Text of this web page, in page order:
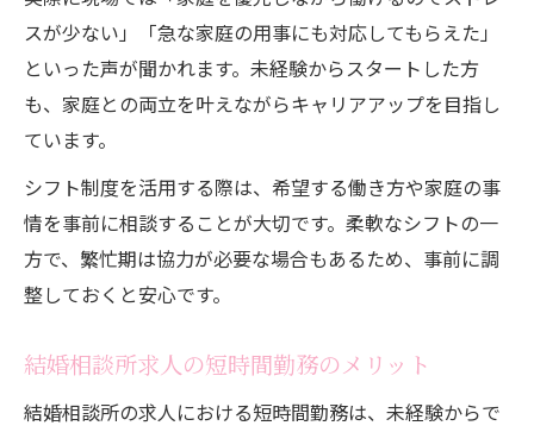
スが少ない」「急な家庭の用事にも対応してもらえた」
といった声が聞かれます。未経験からスタートした方
も、家庭との両立を叶えながらキャリアアップを目指し
ています。
シフト制度を活用する際は、希望する働き方や家庭の事
情を事前に相談することが大切です。柔軟なシフトの一
方で、繁忙期は協力が必要な場合もあるため、事前に調
整しておくと安心です。
結婚相談所求人の短時間勤務のメリット
結婚相談所の求人における短時間勤務は、未経験からで